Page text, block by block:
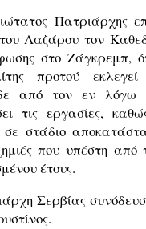
Πατριάρχης
Λαζάρου τον
στο Ζάγκρεμπ,
προτού
από τον εν λόγω
τις εργασίες,
σε στάδιο
που υπέστη από
έτους.
Σερβίας